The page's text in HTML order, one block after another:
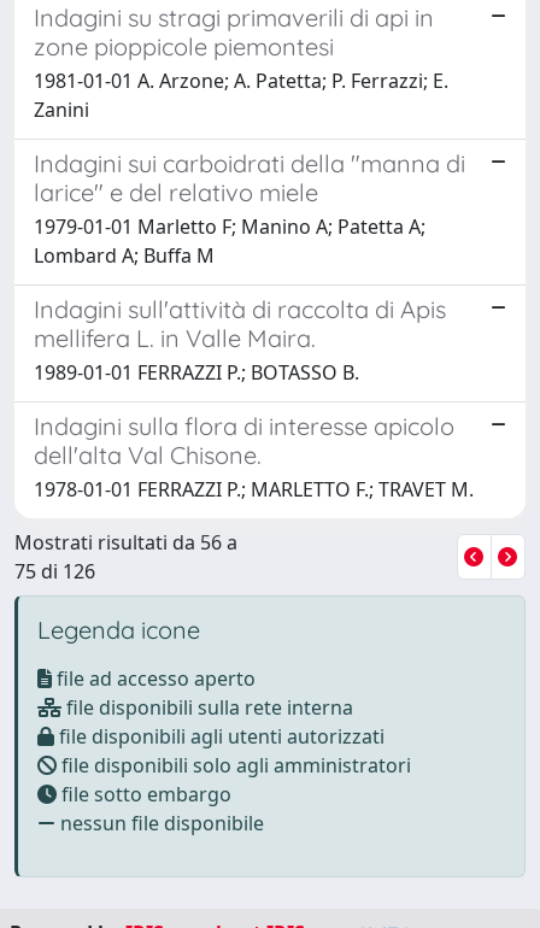
Indagini su stragi primaverili di api in
zone pioppicole piemontesi
1981-01-01 A. Arzone; A. Patetta; P. Ferrazzi; E.
Zanini
Indagini sui carboidrati della "manna di
larice" e del relativo miele
1979-01-01 Marletto F; Manino A; Patetta A;
Lombard A; Buffa M
Indagini sull'attività di raccolta di Apis
mellifera L. in Valle Maira.
1989-01-01 FERRAZZI P.; BOTASSO B.
Indagini sulla flora di interesse apicolo
dell'alta Val Chisone.
1978-01-01 FERRAZZI P.; MARLETTO F.; TRAVET M.
Mostrati risultati da 56 a
75 di 126
Legenda icone
file ad accesso aperto
file disponibili sulla rete interna
file disponibili agli utenti autorizzati
file disponibili solo agli amministratori
file sotto embargo
nessun file disponibile